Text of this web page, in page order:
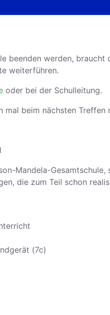
beenden werden,
weiterführen.
oder bei der Schulleitung.
mal beim nächsten Treffen
Mandela-
die zum Teil schon
(7c)